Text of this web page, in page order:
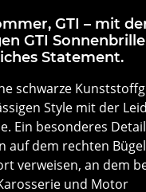
GTI – mit
GTI
Statement.
schwarze
Style mit der
Ein besonderes
auf dem rechten
verweisen, an dem
und Motor